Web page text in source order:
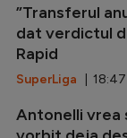
”Transferul
dat verdictul
Rapid
SuperLiga | 18:47
Antonelli vrea